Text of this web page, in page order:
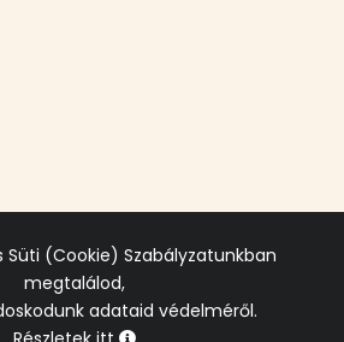
(Cookie) Szabályzatunkban
megtalálod,
adataid védelméről.